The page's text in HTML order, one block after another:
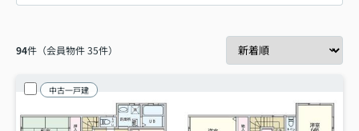
94件（会員物件 35件）
中古一戸建